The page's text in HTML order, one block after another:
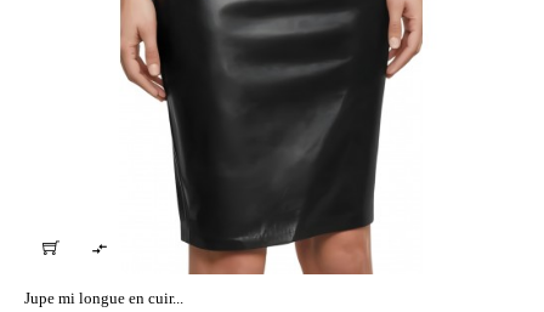

Jupe mi longue en cuir...